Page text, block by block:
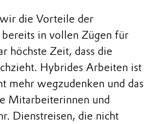
die Vorteile der
in vollen Zügen für
höchste Zeit, dass die
Hybrides Arbeiten ist
mehr wegzudenken und das
Mitarbeiterinnen und
Dienstreisen, die nicht